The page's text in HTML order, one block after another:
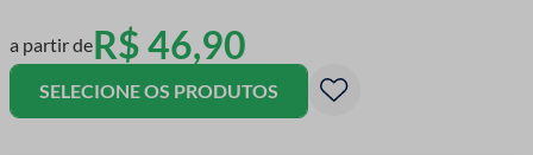
a partir deR$46,90
SELECIONE OS PRODUTOS